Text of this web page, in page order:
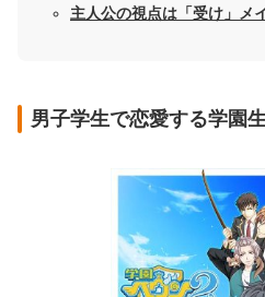
主人公の視点は「受け」メ
男子学生で恋愛する学園